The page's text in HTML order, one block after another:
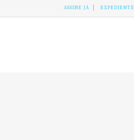
ASSINE JÁ EXPEDIENTE